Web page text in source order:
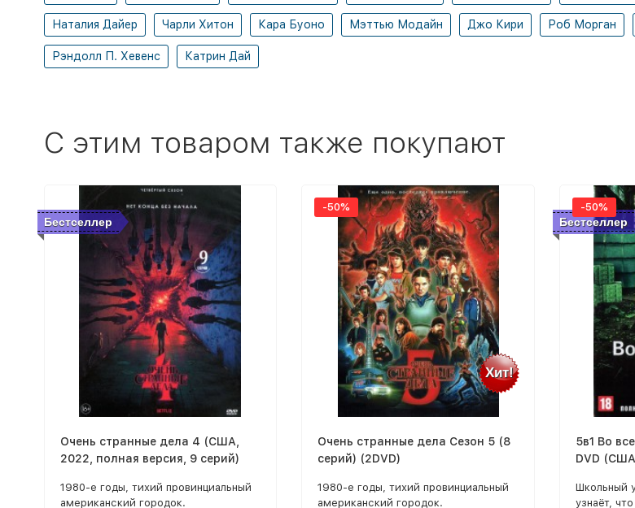
Наталия Дайер Чарли Хитон Кара Буоно Мэттью Модайн Джо Кири Роб Морган
Рэндолл П. Хевенс Катрин Дай
C этим товаром также покупают
Бестселлер
Очень странные дела 4 (США,
2022, полная версия, 9 серий)
1980-е годы, тихий провинциальный
американский городок.
Хит!
-50%
Очень странные дела Сезон 5 (8
серий) (2DVD)
1980-е годы, тихий провинциальный
американский городок.
Бестселлер
-50%
5в1 Во
DVD
Школьный
узнаёт,